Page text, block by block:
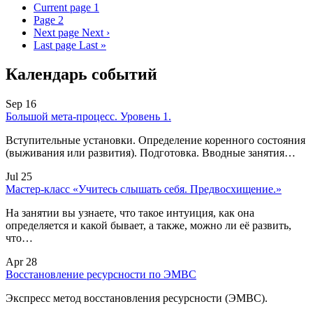
Current page 1
Page 2
Next page Next ›
Last page Last »
Календарь событий
Sep 16
Большой мета-процесс. Уровень 1.
Вступительные установки. Определение коренного состояния
(выживания или развития). Подготовка. Вводные занятия…
Jul 25
Мастер-класс «Учитесь слышать себя. Предвосхищение.»
На занятии вы узнаете, что такое интуиция, как она
определяется и какой бывает, а также, можно ли её развить,
что…
Apr 28
Восстановление ресурсности по ЭМВС
Экспресс метод восстановления ресурсности (ЭМВС).